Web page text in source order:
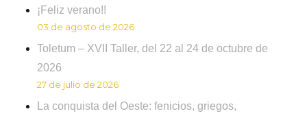
¡Feliz verano!!
03 de agosto de 2026
Toletum – XVII Taller, del 22 al 24 de octubre de
2026
27 de julio de 2026
La conquista del Oeste: fenicios, griegos,